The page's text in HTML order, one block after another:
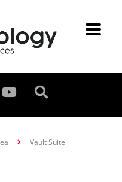
Vault Suite